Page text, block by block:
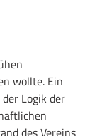
wollte. Ein
Logik der